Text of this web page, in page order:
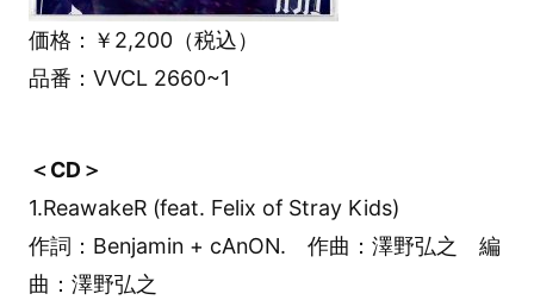
価格：￥2,200（税込）
品番：VVCL 2660~1
＜CD＞
1.ReawakeR (feat. Felix of Stray Kids)
作詞：Benjamin + cAnON. 作曲：澤野弘之 編
曲：澤野弘之